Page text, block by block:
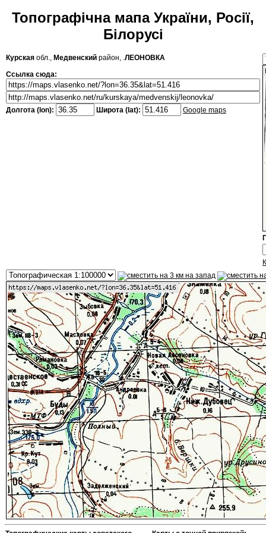
Топографічна мапа України, Росії,
Білорусі
Курская обл., Медвенский район, .ЛЕОНОВКА
Ссылка сюда:
Долгота (lon): Широта (lat): Google maps